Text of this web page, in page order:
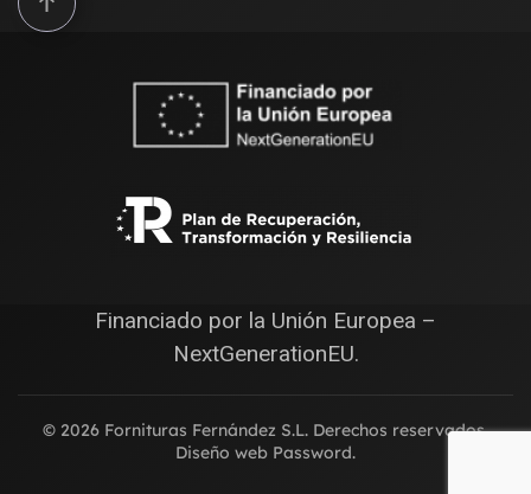
Financiado por la Unión Europea –
NextGenerationEU.
© 2026 Fornituras Fernández S.L. Derechos reservados.
Diseño web Password.